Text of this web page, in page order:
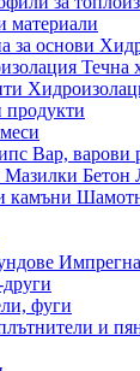
материали
за основи
Течна
продукти
Вар, варови
Мазилки Бетон
камъни
фуги
и